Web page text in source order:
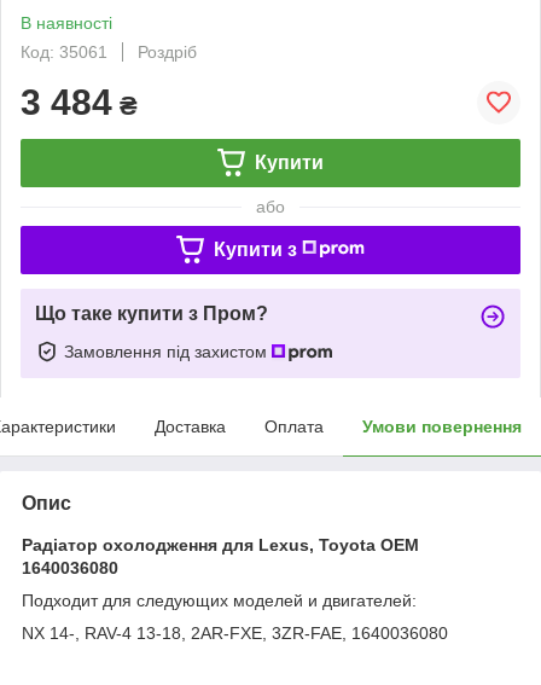
В наявності
Код: 35061
Роздріб
3 484 ₴
Купити
або
Купити з
Що таке купити з Пром?
Замовлення під захистом
Доставка Оплата Умови повернення
Опис
Радіатор охолодження для Lexus, Toyota OEM
1640036080
Подходит для следующих моделей и двигателей:
NX 14-, RAV-4 13-18, 2AR-FXE, 3ZR-FAE, 1640036080